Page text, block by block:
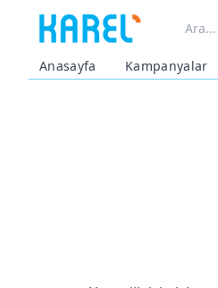
Anasayfa
Kampanyalar